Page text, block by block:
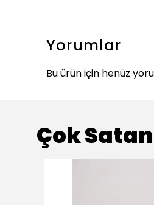
Yorumlar
Bu ürün için henüz
Çok